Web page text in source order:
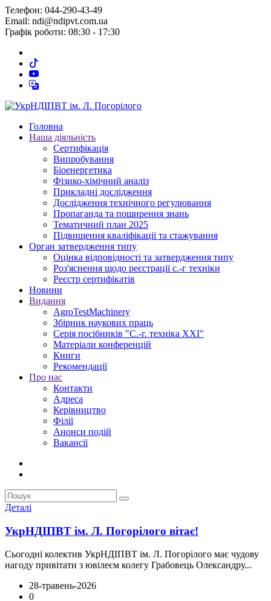
Телефон: 044-290-43-49
Email: ndi@ndipvt.com.ua
Графік роботи: 08:30 - 17:30
Головна
Наша діяльність
Сертифікація
Випробування
Біоенергетика
Фізико-хімічний аналіз
Прикладні дослідження
Дослідження технічного регулювання
Пропаганда та поширення знань
Тематичний план 2025
Підвищення кваліфікації та стажування
Орган затвердження типу
Оцінка відповідності та затвердження типу
Роз'яснення щодо реєстрації с.-г техніки
Реєстр сертифікатів
Новини
Видання
AgroTestMachinery
Збірник наукових праць
Серія посібників "С.-г. техніка XXI"
Матеріали конференцій
Книги
Рекомендації
Про нас
Контакти
Адреса
Керівництво
Філії
Анонси подій
Вакансії
Деталі
УкрНДІПВТ ім. Л. Погорілого вітає!
Сьогодні колектив УкрНДІПВТ ім. Л. Погорілого має чудову
нагоду привітати з ювілеєм колегу Грабовець Олександру...
28-травень-2026
0